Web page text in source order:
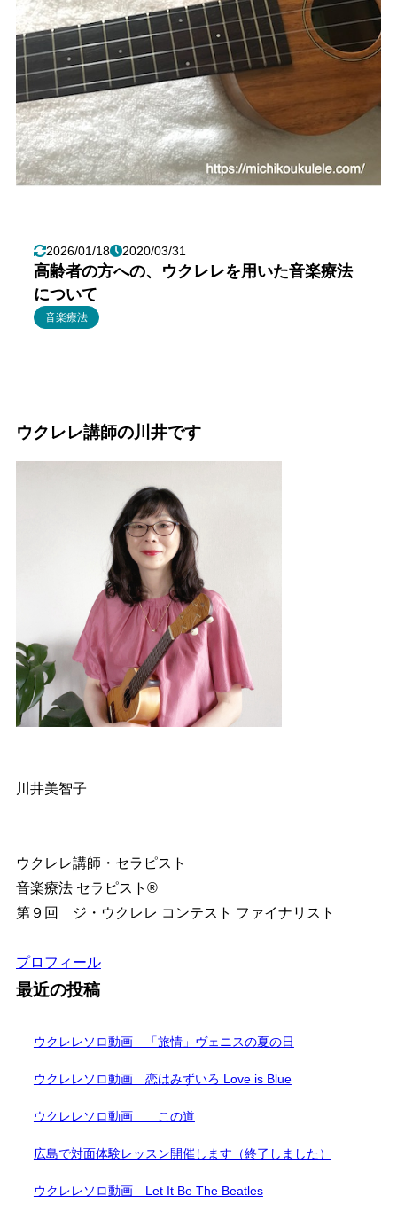
2026/01/18 2020/03/31
高齢者の方への、ウクレレを用いた音楽療法
について
音楽療法
ウクレレ講師の川井です
川井美智子
ウクレレ講師・セラピスト
音楽療法 セラピスト®︎
第９回 ジ・ウクレレ コンテスト ファイナリスト
プロフィール
最近の投稿
ウクレレソロ動画 「旅情」ヴェニスの夏の日
ウクレレソロ動画 恋はみずいろ Love is Blue
ウクレレソロ動画 この道
広島で対面体験レッスン開催します（終了しました）
ウクレレソロ動画 Let It Be The Beatles